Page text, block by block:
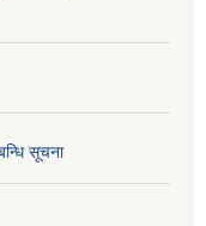
सूचना